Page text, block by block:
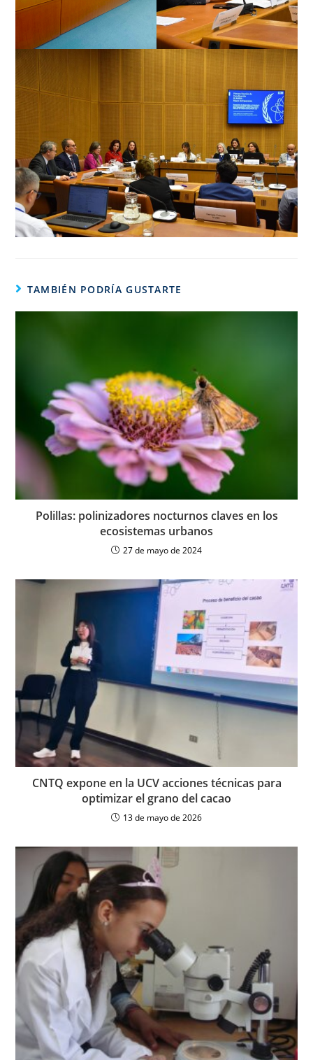
TAMBIÉN PODRÍA GUSTARTE
Polillas: polinizadores nocturnos claves en los
ecosistemas urbanos
27 de mayo de 2024
CNTQ expone en la UCV acciones técnicas para
optimizar el grano del cacao
13 de mayo de 2026